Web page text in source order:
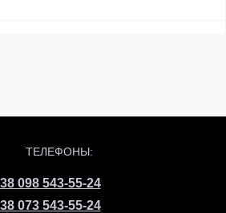
ТЕЛЕФОНЫ:
098 543-55-24
073 543-55-24